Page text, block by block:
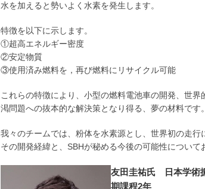
水を加えると勢いよく水素を発生します。
特徴を以下に示します。
①超高エネルギー密度
②安定物質
③使用済み燃料を，再び燃料にリサイクル可能
これらの特徴により、小型の燃料電池車の開発、世
渇問題への抜本的な解決策となり得る、夢の材料です。
我々のチームでは、粉体を水素源とし、世界初の走行
その開発経緯と、SBHが秘める今後の可能性について
友田圭祐氏 日本学術
期課程2年